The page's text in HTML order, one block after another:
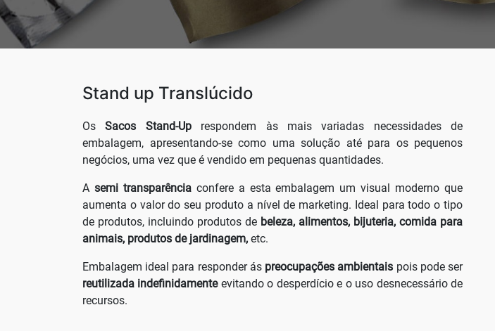
Stand up Translúcido
OsSacos Stand-Uprespondem às mais variadas necessidades de
embalagem, apresentando-se como uma solução até para os pequenos
negócios, uma vez que é vendido em pequenas quantidades.
A semi transparênciaconfere a esta embalagem um visual moderno que
aumenta o valor do seu produto a nível de marketing. Ideal para todo o tipo
de produtos, incluindo produtos de beleza, alimentos, bijuteria, comida para
animais, produtos de jardinagem, etc.
Embalagem ideal para responder ás preocupações ambientais pois pode ser
reutilizada indefinidamenteevitando o desperdício e o uso desnecessário de
recursos.